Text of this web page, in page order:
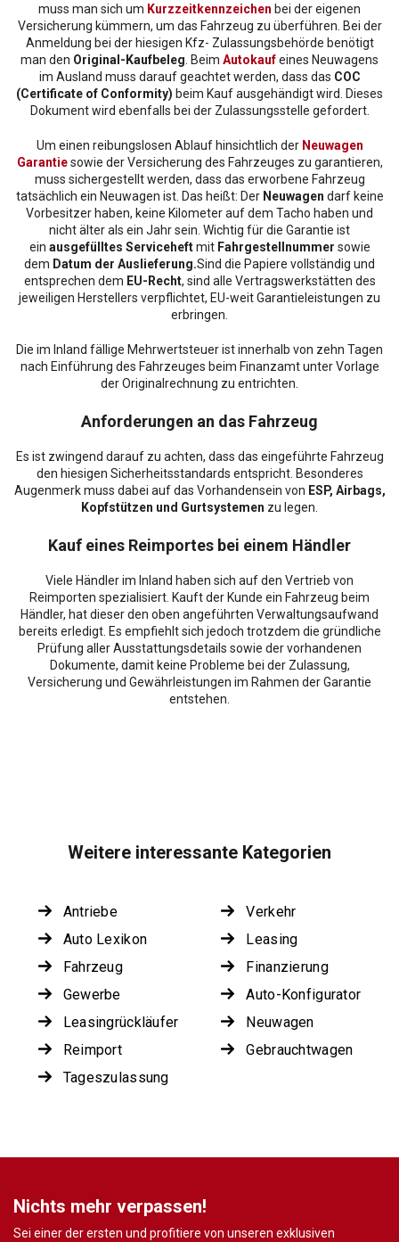
muss man sich um Kurzzeitkennzeichen bei der eigenen
Versicherung kümmern, um das Fahrzeug zu überführen. Bei der
Anmeldung bei der hiesigen Kfz- Zulassungsbehörde benötigt
man den Original-Kaufbeleg . Beim Autokaufeines Neuwagens
im Ausland muss darauf geachtet werden, dass das COC
(Certificate of Conformity) beim Kauf ausgehändigt wird. Dieses
Dokument wird ebenfalls bei der Zulassungsstelle gefordert.
Um einen reibungslosen Ablauf hinsichtlich der Neuwagen
Garantiesowie der Versicherung des Fahrzeuges zu garantieren,
muss sichergestellt werden, dass das erworbene Fahrzeug
tatsächlich ein Neuwagen ist. Das heißt: Der Neuwagen darf keine
Vorbesitzer haben, keine Kilometer auf dem Tacho haben und
nicht älter als ein Jahr sein. Wichtig für die Garantie ist
ein ausgefülltes Serviceheftmit Fahrgestellnummer sowie
dem Datum der Auslieferung.Sind die Papiere vollständig und
entsprechen dem EU-Recht, sind alle Vertragswerkstätten des
jeweiligen Herstellers verpflichtet, EU-weit Garantieleistungen zu
erbringen.
Die im Inland fällige Mehrwertsteuer ist innerhalb von zehn Tagen
nach Einführung des Fahrzeuges beim Finanzamt unter Vorlage
der Originalrechnung zu entrichten.
Anforderungen an das Fahrzeug
Es ist zwingend darauf zu achten, dass das eingeführte Fahrzeug
den hiesigen Sicherheitsstandards entspricht. Besonderes
Augenmerk muss dabei auf das Vorhandensein von ESP, Airbags,
Kopfstützen und Gurtsystemen zu legen.
Kauf eines Reimportes bei einem Händler
Viele Händler im Inland haben sich auf den Vertrieb von
Reimporten spezialisiert. Kauft der Kunde ein Fahrzeug beim
Händler, hat dieser den oben angeführten Verwaltungsaufwand
bereits erledigt. Es empfiehlt sich jedoch trotzdem die gründliche
Prüfung aller Ausstattungsdetails sowie der vorhandenen
Dokumente, damit keine Probleme bei der Zulassung,
Versicherung und Gewährleistungen im Rahmen der Garantie
entstehen.
Weitere interessante Kategorien
Antriebe
Auto Lexikon
Fahrzeug
Gewerbe
Leasingrückläufer
Reimport
Tageszulassung
Verkehr
Leasing
Finanzierung
Auto-Konfigurator
Neuwagen
Gebrauchtwagen
Nichts mehr verpassen!
Sei einer der ersten und profitiere von unseren exklusiven